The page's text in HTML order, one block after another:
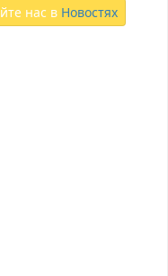
нас в Новостях